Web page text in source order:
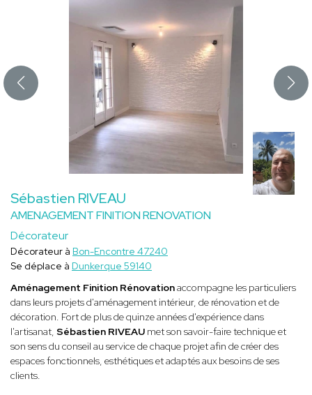
Sébastien RIVEAU
AMENAGEMENT FINITION RENOVATION
Décorateur
Décorateur à Bon-Encontre 47240
Se déplace à Dunkerque 59140
Aménagement Finition Rénovationaccompagne les particuliers
dans leurs projets d'aménagement intérieur, de rénovation et de
décoration. Fort de plus de quinze années d'expérience dans
l'artisanat, Sébastien RIVEAU met son savoir-faire technique et
son sens du conseil au service de chaque projet afin de créer des
espaces fonctionnels, esthétiques et adaptés aux besoins de ses
clients.